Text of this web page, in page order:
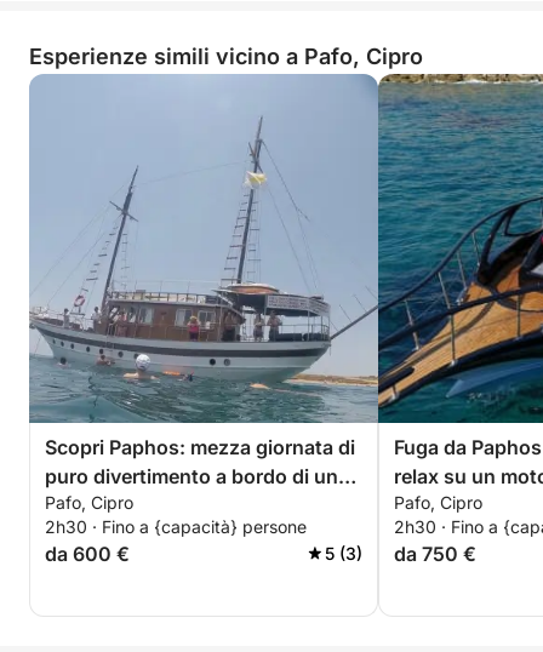
Esperienze simili vicino a Pafo, Cipro
Scopri Paphos: mezza giornata di
puro divertimento a bordo di un
caicco.
Pafo, Cipro
2h30 · Fino a {capacità} persone
da 600 € 5 (3)
Fuga da
relax su un
Pafo, Cipro
2h30 · Fino a
da 750 €